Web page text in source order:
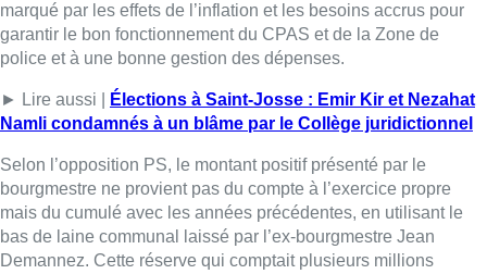
marqué par les effets de l’inflation et les besoins accrus pour
garantir le bon fonctionnement du CPAS et de la Zone de
police et à une bonne gestion des dépenses.
► Lire aussi |
Élections à Saint-Josse : Emir Kir et Nezahat
Namli condamnés à un blâme par le Collège juridictionnel
Selon l’opposition PS, le montant positif présenté par le
bourgmestre ne provient pas du compte à l’exercice propre
mais du cumulé avec les années précédentes, en utilisant le
bas de laine communal laissé par l’ex-bourgmestre Jean
Demannez. Cette réserve qui comptait plusieurs millions